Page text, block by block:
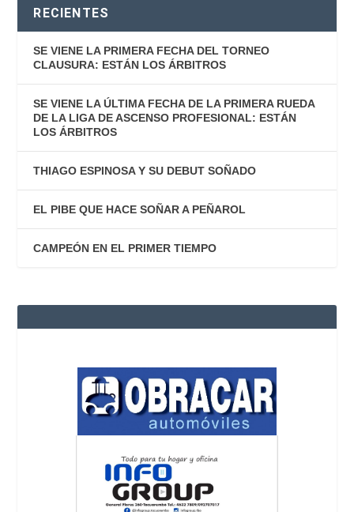
RECIENTES
SE VIENE LA PRIMERA FECHA DEL TORNEO
CLAUSURA: ESTÁN LOS ÁRBITROS
SE VIENE LA ÚLTIMA FECHA DE LA PRIMERA RUEDA
DE LA LIGA DE ASCENSO PROFESIONAL: ESTÁN
LOS ÁRBITROS
THIAGO ESPINOSA Y SU DEBUT SOÑADO
EL PIBE QUE HACE SOÑAR A PEÑAROL
CAMPEÓN EN EL PRIMER TIEMPO